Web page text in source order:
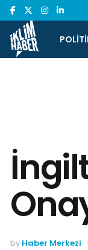
by Haber Merkezi